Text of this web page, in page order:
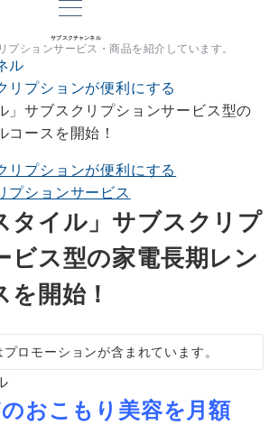
サブスクチャンネル
プションサービス・商品を紹介しています。
ル
リプションが便利にする
」サブスクリプションサービス型の
コースを開始！
リプションが便利にする
プションサービス
タイル」サブスクリプ
ビス型の家電長期レン
開始！
ロモーションが含まれています。
おこもり美容を月額